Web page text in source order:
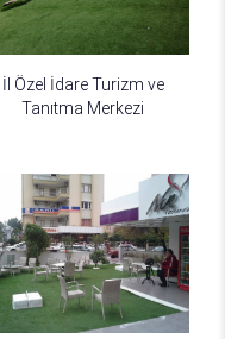
İl Özel İdare Turizm ve
Tanıtma Merkezi